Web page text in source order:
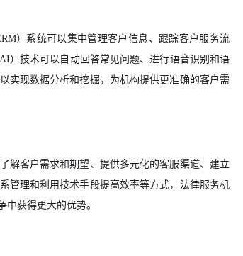
）系统可以集中管理客户信息、跟踪客户服务流
）技术可以自动回答常见问题、进行语音识别和语
实现数据分析和挖掘，为机构提供更准确的客户需
解客户需求和期望、提供多元化的客服渠道、建立
管理和利用技术手段提高效率等方式，法律服务机
获得更大的优势。